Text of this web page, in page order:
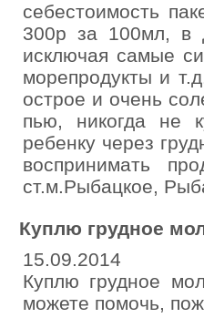
себестоимость
300р за 100мл, в
исключая самые
морепродукты и
острое и очень
пью, никогда не
ребенку через
воспринимать
ст.м.Рыбацкое,
Куплю грудное
15.09.2014
Куплю грудное
можете помочь,